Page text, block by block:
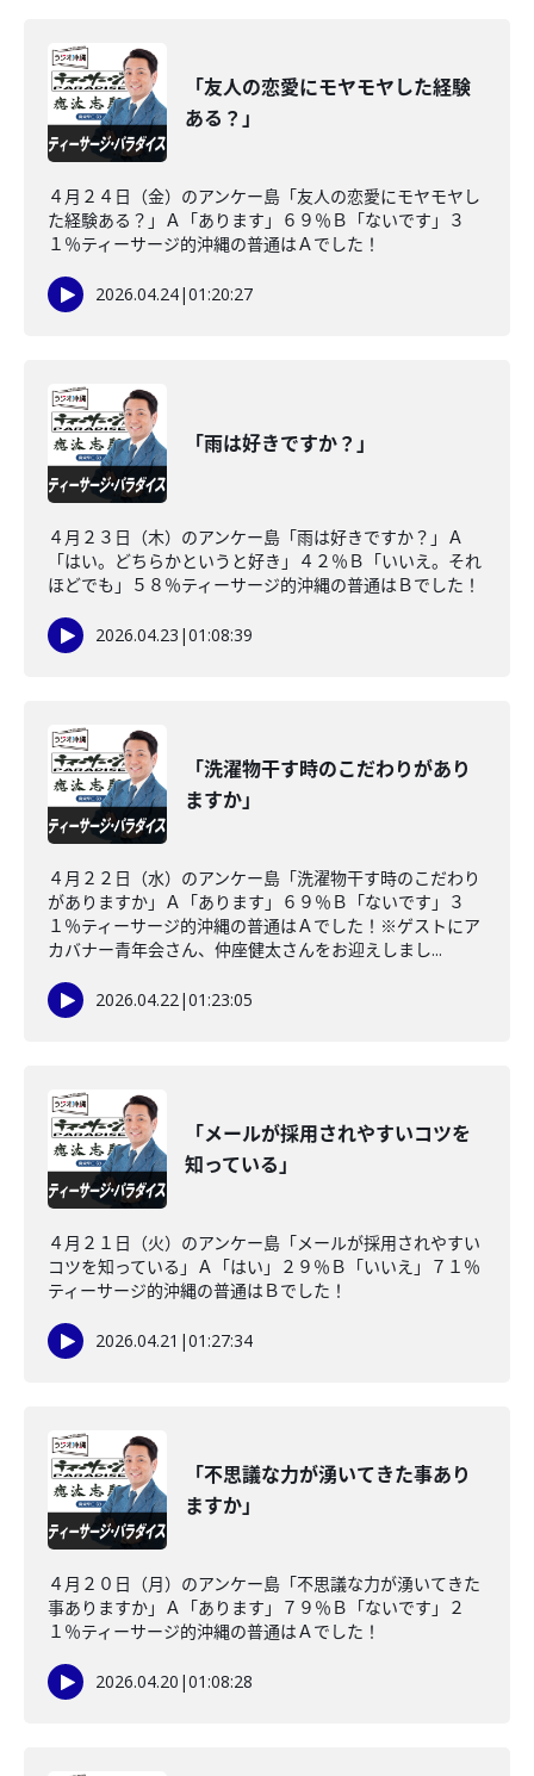
「友人の恋愛にモヤモヤした経験
ある？」
４月２４日（金）のアンケー島「友人の恋愛にモヤモヤし
た経験ある？」Ａ「あります」６９％Ｂ「ないです」３
１％ティーサージ的沖縄の普通はＡでした！
2026.04.24|01:20:27
「雨は好きですか？」
４月２３日（木）のアンケー島「雨は好きですか？」Ａ
「はい。どちらかというと好き」４２％Ｂ「いいえ。それ
ほどでも」５８％ティーサージ的沖縄の普通はＢでした！
2026.04.23 |01:08:39
「洗濯物干す時のこだわりがあり
ますか」
４月２２日（水）のアンケー島「洗濯物干す時のこだわり
がありますか」Ａ「あります」６９％Ｂ「ないです」３
１％ティーサージ的沖縄の普通はＡでした！※ゲストにア
カバナー青年会さん、仲座健太さんをお迎えしまし...
2026.04.22|01:23:05
「メールが採用されやすいコツを
知っている」
４月２１日（火）のアンケー島「メールが採用されやすい
コツを知っている」Ａ「はい」２９％Ｂ「いいえ」７１％
ティーサージ的沖縄の普通はＢでした！
2026.04.21 |01:27:34
「不思議な力が湧いてきた事あり
ますか」
４月２０日（月）のアンケー島「不思議な力が湧いてきた
事ありますか」Ａ「あります」７９％Ｂ「ないです」２
１％ティーサージ的沖縄の普通はＡでした！
2026.04.20 |01:08:28